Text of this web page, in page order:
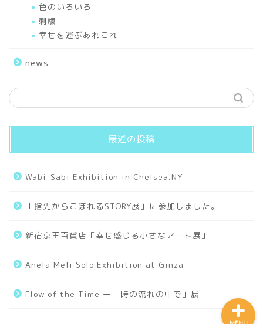
色のいろいろ
刺繍
幸せを運ぶあれこれ
news
最近の投稿
Wabi-Sabi Exhibition in Chelsea,NY
「指先からこぼれるSTORY展」に参加しました。
新宿京王百貨店「幸せ感じる小さなアート展」
Anela Meli Solo Exhibition at Ginza
Flow of the Time ー「時の流れの中で」展
Old Days
Collages